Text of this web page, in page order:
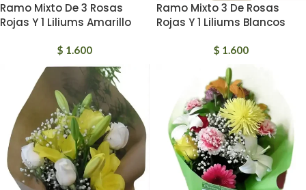
Ramo Mixto De 3 Rosas
Rojas Y 1 Liliums Amarillo
$ 1.600
Ramo Mixto 3 De Rosas
Rojas Y 1 Liliums Blancos
$ 1.600